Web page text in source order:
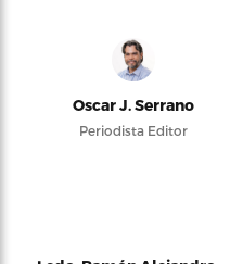
Oscar J. Serrano
Periodista Editor